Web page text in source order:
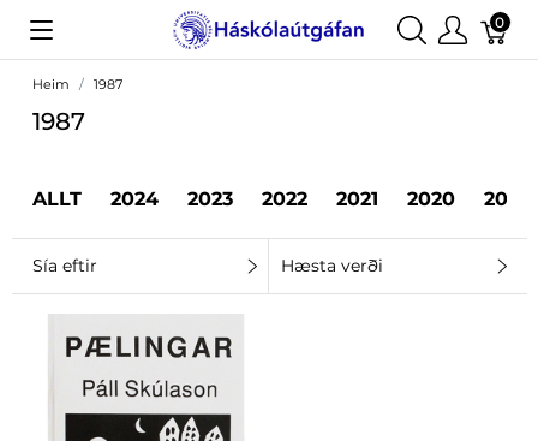
0
Heim 1987
1987
ALLT 2024 2023 2022 2021 2020 2019
Sía eftir Hæsta verði